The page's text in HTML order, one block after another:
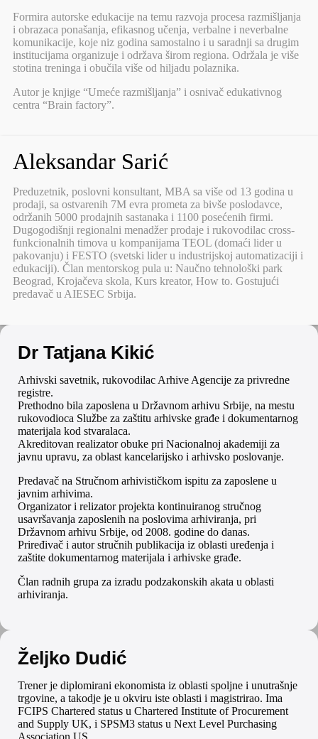
Formira autorske edukacije na temu razvoja procesa razmišljanja
i obrazaca ponašanja, efikasnog učenja, verbalne i neverbalne
komunikacije, koje niz godina samostalno i u saradnji sa drugim
institucijama organizuje i održava širom regiona. Održala je više
stotina treninga i obučila više od hiljadu polaznika.
Autor je knjige “Umeće razmišljanja” i osnivač edukativnog
centra “Brain factory”.
Aleksandar Sarić
Preduzetnik, poslovni konsultant, MBA sa više od 13 godina u
prodaji, sa ostvarenih 7M evra prometa za bivše poslodavce,
održanih 5000 prodajnih sastanaka i 1100 posećenih firmi.
Dugogodišnji regionalni menadžer prodaje i rukovodilac cross-
funkcionalnih timova u kompanijama TEOL (domaći lider u
pakovanju) i FESTO (svetski lider u industrijskoj automatizaciji i
edukaciji). Član mentorskog pula u: Naučno tehnološki park
Beograd, Krojačeva skola, Kurs kreator, How to. Gostujući
predavač u AIESEC Srbija.
Dr Tatjana Kikić
Arhivski savetnik, rukovodilac Arhive Agencije za privredne
registre.
Prethodno bila zaposlena u Državnom arhivu Srbije, na mestu
rukovodioca Službe za zaštitu arhivske građe i dokumentarnog
materijala kod stvaralaca.
Akreditovan realizator obuke pri Nacionalnoj akademiji za
javnu upravu, za oblast kancelarijsko i arhivsko poslovanje.
Predavač na Stručnom arhivističkom ispitu za zaposlene u
javnim arhivima.
Organizator i relizator projekta kontinuiranog stručnog
usavršavanja zaposlenih na poslovima arhiviranja, pri
Državnom arhivu Srbije, od 2008. godine do danas.
Priređivač i autor stručnih publikacija iz oblasti uređenja i
zaštite dokumentarnog materijala i arhivske građe.
Član radnih grupa za izradu podzakonskih akata u oblasti
arhiviranja.
Željko Dudić
Trener je diplomirani ekonomista iz oblasti spoljne i unutrašnje
trgovine, a takodje je u okviru iste oblasti i magistrirao. Ima
FCIPS Chartered status u Chartered Institute of Procurement
and Supply UK, i SPSM3 status u Next Level Purchasing